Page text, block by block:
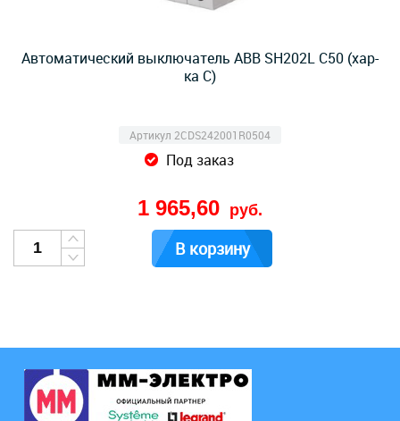
Автоматический выключатель ABB SH202L C50 (хар-
ка C)
Артикул 2CDS242001R0504
Под заказ
1 965,60 руб.
В корзину